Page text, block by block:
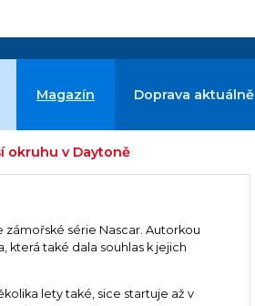
Magazín Doprava aktuálně
okruhu v Daytoně
zámořské série Nascar. Autorkou
která také dala souhlas k jejich
lety také, sice startuje až v